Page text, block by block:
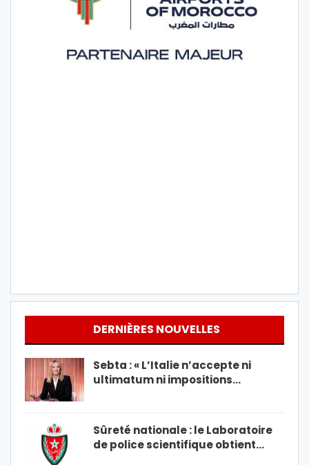
DERNIÈRES NOUVELLES
Sebta : « L’Italie n’accepte ni
ultimatum ni impositions…
Sûreté nationale : le Laboratoire
de police scientifique obtient…